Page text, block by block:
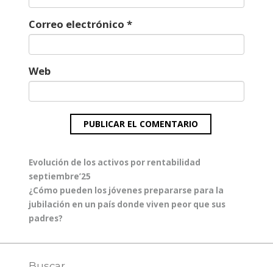
Correo electrónico *
Web
Navegación
de
entradas
Entrada
anterior:
Evolución de los activos por rentabilidad
septiembre’25
Entrada
siguiente:
¿Cómo pueden los jóvenes prepararse para la
jubilación en un país donde viven peor que sus
padres?